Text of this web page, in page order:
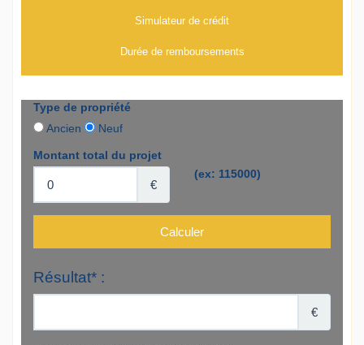
Simulateur de crédit
Durée de remboursements